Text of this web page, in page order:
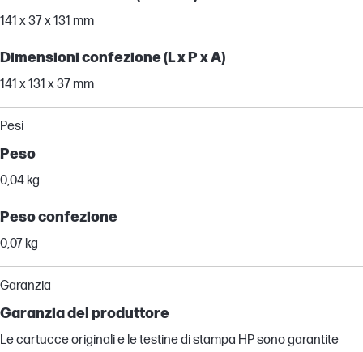
141 x 37 x 131 mm
Dimensioni confezione (L x P x A)
141 x 131 x 37 mm
Pesi
Peso
0,04 kg
Peso confezione
0,07 kg
Garanzia
Garanzia del produttore
Le cartucce originali e le testine di stampa HP sono garantite